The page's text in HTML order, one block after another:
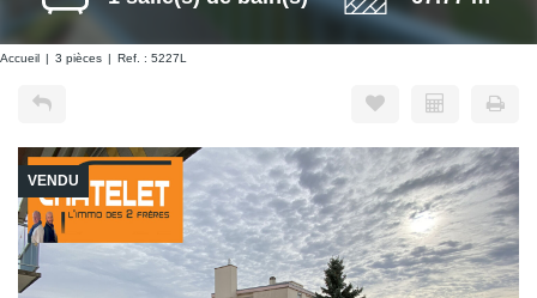
Accueil 3 pièces Ref. : 5227L
VENDU